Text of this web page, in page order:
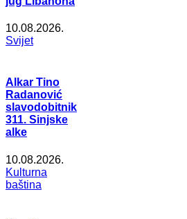
10.08.2026.
Svijet
Alkar Tino
Radanović
slavodobitnik
311. Sinjske
alke
10.08.2026.
Kulturna
baština